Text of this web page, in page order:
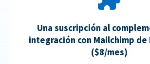
Una suscripción al
integración con Mailchimp
($8/mes)